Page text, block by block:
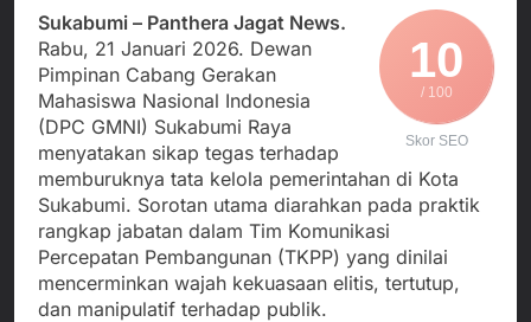
Nasional TKBM: “Belum
Ada Keputusan Resmi”
Menjalin Harmoni di
Tanah Sukaresmi: Kala
Mina Padi, P2L, dan
Gotong Royong
Menggerakkan Ekonomi
Desa
Agustus 3, 2026 10
/ 100
Skor SEO
Sukabumi – Panthera Jagat News.
Rabu, 21 Januari 2026. Dewan
Pimpinan Cabang Gerakan
Mahasiswa Nasional Indonesia
(DPC GMNI) Sukabumi Raya
menyatakan sikap tegas terhadap
memburuknya tata kelola pemerintahan di Kota
Sukabumi. Sorotan utama diarahkan pada praktik
rangkap jabatan dalam Tim Komunikasi
Percepatan Pembangunan (TKPP) yang dinilai
mencerminkan wajah kekuasaan elitis, tertutup,
dan manipulatif terhadap publik.